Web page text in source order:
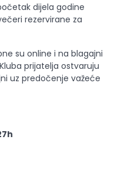
dijela godine
rezervirane za
su online i na blagajni
prijatelja ostvaruju
uz predočenje važeće